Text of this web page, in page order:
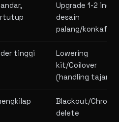
Upgrade 1-2 inci,
desain
palang/konkaf
tinggi
Lowering
kit/Coilover
(handling tajam)
Blackout/Chrome
delete